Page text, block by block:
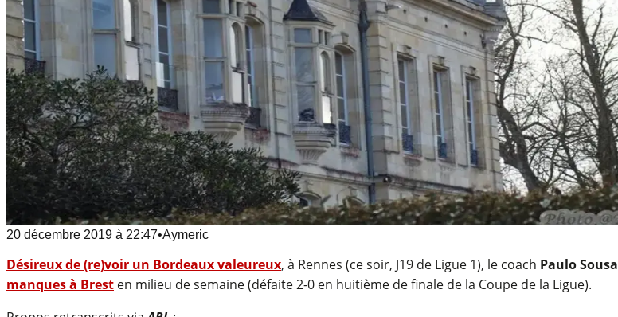
20 décembre 2019 à 22:47•Aymeric
Désireux de (re)voir un Bordeaux valeureux, à Rennes (ce soir, J19 de Ligue 1), le coach Paulo Sousa
manques à Brest en milieu de semaine (défaite 2-0 en huitième de finale de la Coupe de la Ligue).